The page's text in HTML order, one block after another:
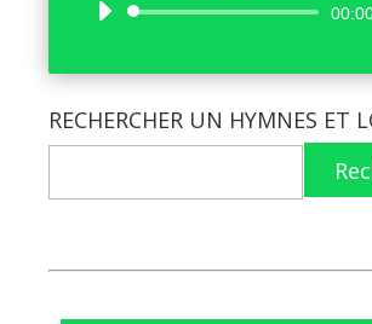
Lecteur
RECHERCHER UN HYMNES ET